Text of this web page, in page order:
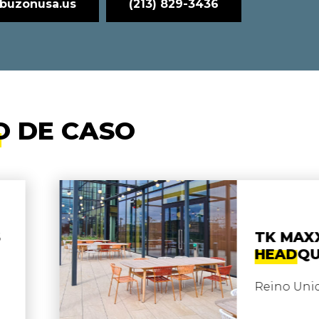
(213) 829-3436
DE CASO
TK MAXX
HEADQUARTERS
Reino Unido